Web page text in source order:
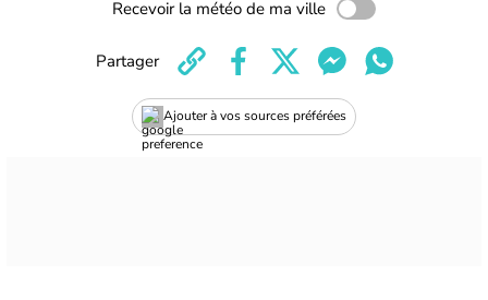
Recevoir la météo de ma ville
Ajouter à vos sources préférées
Partager